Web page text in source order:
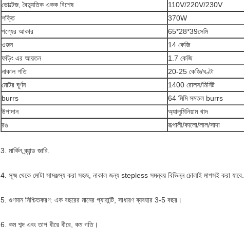
ভোল্টেজ, বৈদ্যুতিক একক বিশেষ
110V/220V/230V
শক্তি
370W
পণ্যের আকার
65*28*39সেমি
ওজন
14 কেজি
ফড়িং এর আয়তন
1.7 কেজি
নাকাল গতি
20-25 কেজি/ঘণ্টা
মোটর ঘূর্ণন
1400 রোলস/মিনিট
burrs
64 মিমি সমতল burrs
উপাদান
অ্যালুমিনিয়াম খাদ
রঙ
রূপালী/কালো/লাল/সাদা
3. মার্কিন ব্র্যান্ড জারি.
4. সূক্ষ্ম থেকে মোটা সামঞ্জস্য করা সহজ, নাকাল জন্য stepless সমন্বয় বিভিন্ন চোলাই মাপসই করা যাবে.
5. গুণমান নিশ্চিতকরণ: এক বছরের মানের গ্যারান্টি, সাধারণ ব্যবহার 3-5 বছর।
6. কম শব্দ এবং তাপ ধীরে ধীরে, কম গতি।